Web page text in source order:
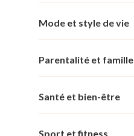
Mode et style de vie
Parentalité et famille
Santé et bien-être
Sport et fitness